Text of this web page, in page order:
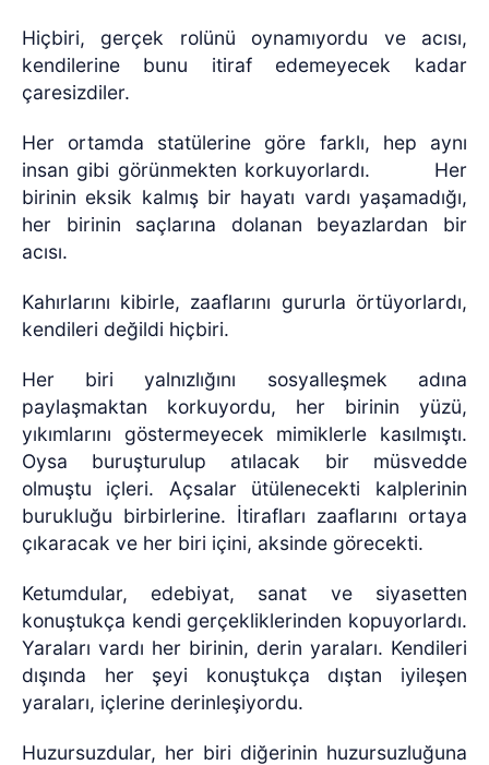
Hiçbiri, gerçek rolünü oynamıyordu ve acısı,
kendilerine bunu itiraf edemeyecek kadar
çaresizdiler.
Her ortamda statülerine göre farklı, hep aynı
insan gibi görünmekten korkuyorlardı.
Her
birinin eksik kalmış bir hayatı vardı yaşamadığı,
her birinin saçlarına dolanan beyazlardan bir
acısı.
Kahırlarını kibirle, zaaflarını gururla örtüyorlardı,
kendileri değildi hiçbiri.
Her biri yalnızlığını sosyalleşmek adına
paylaşmaktan korkuyordu, her birinin yüzü,
yıkımlarını göstermeyecek mimiklerle kasılmıştı.
Oysa buruşturulup atılacak bir müsvedde
olmuştu içleri. Açsalar ütülenecekti kalplerinin
burukluğu birbirlerine. İtirafları zaaflarını ortaya
çıkaracak ve her biri içini, aksinde görecekti.
Ketumdular, edebiyat, sanat ve siyasetten
konuştukça kendi gerçekliklerinden kopuyorlardı.
Yaraları vardı her birinin, derin yaraları. Kendileri
dışında her şeyi konuştukça dıştan iyileşen
yaraları, içlerine derinleşiyordu.
Huzursuzdular, her biri diğerinin huzursuzluğuna